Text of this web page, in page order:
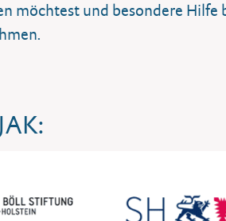
möchtest und besondere Hilfe